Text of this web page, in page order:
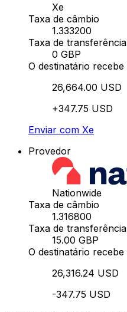
Xe
Taxa de câmbio
1.333200
Taxa de transferência
0 GBP
O destinatário recebe
26,664.00 USD
+347.75 USD
Enviar com Xe
Provedor
Nationwide
Taxa de câmbio
1.316800
Taxa de transferência
15.00 GBP
O destinatário recebe
26,316.24 USD
-347.75 USD